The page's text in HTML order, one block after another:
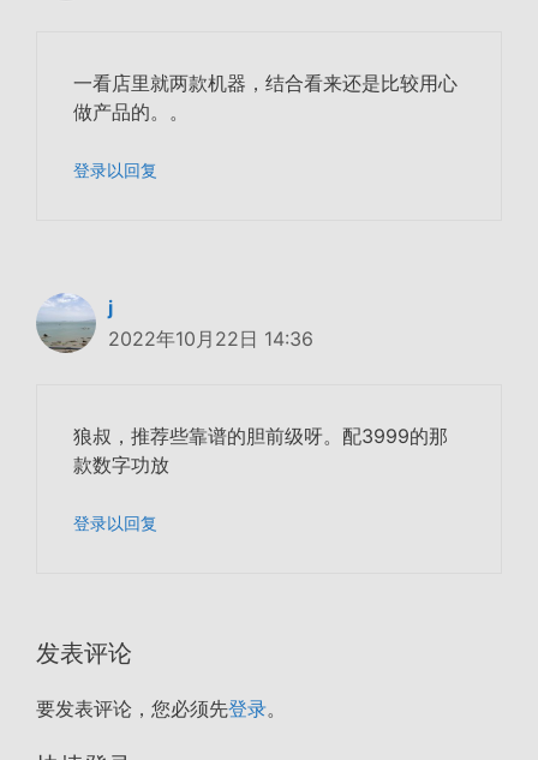
一看店里就两款机器，结合看来还是比较用心
做产品的。。
登录以回复
j
2022年10月22日 14:36
狼叔，推荐些靠谱的胆前级呀。配3999的那
款数字功放
登录以回复
发表评论
要发表评论，您必须先登录。